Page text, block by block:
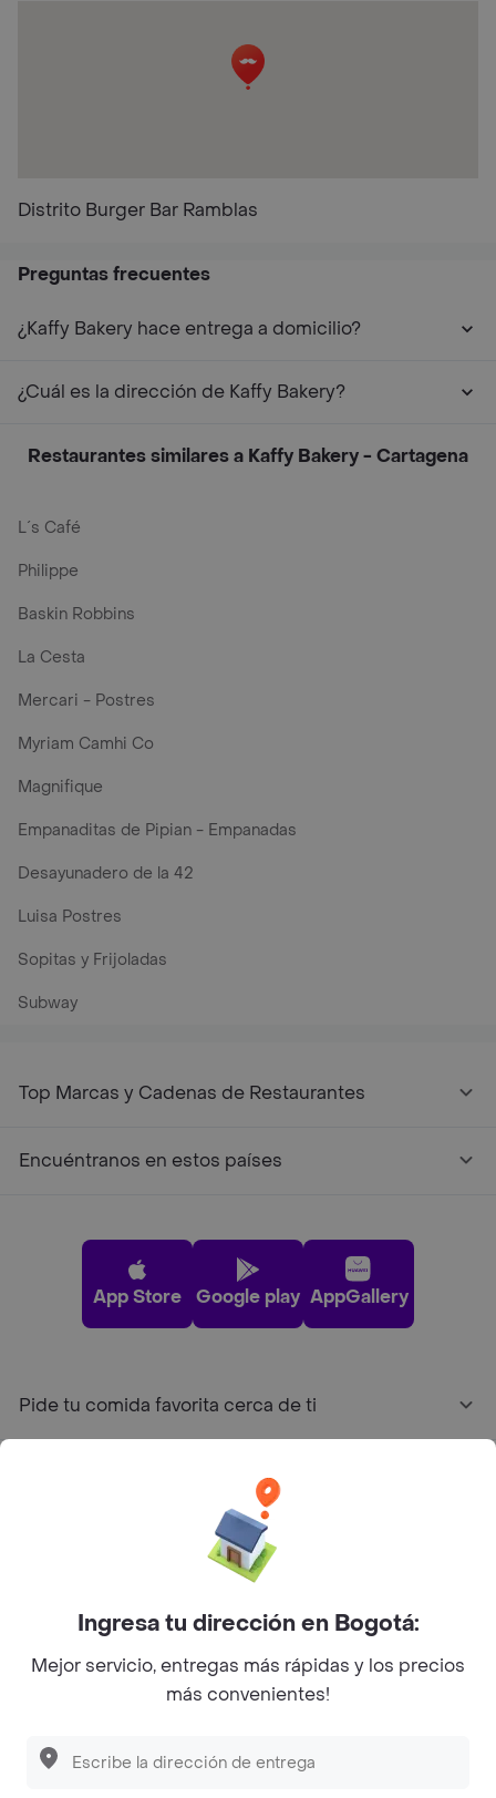
Distrito Burger Bar Ramblas
Preguntas frecuentes
¿Kaffy Bakery hace entrega a domicilio?
¿Cuál es la dirección de Kaffy Bakery?
Restaurantes similares a Kaffy Bakery - Cartagena
L´s Café
Philippe
Baskin Robbins
La Cesta
Mercari - Postres
Myriam Camhi Co
Magnifique
Empanaditas de Pipian - Empanadas
Desayunadero de la 42
Luisa Postres
Sopitas y Frijoladas
Subway
Top Marcas y Cadenas de Restaurantes
Encuéntranos en estos países
App Store Google play AppGallery
Pide tu comida favorita cerca de ti
Facebook
Twitter
Instagram
Ingresa tu dirección en Bogotá:
Mejor servicio, entregas más rápidas y los precios
más convenientes!